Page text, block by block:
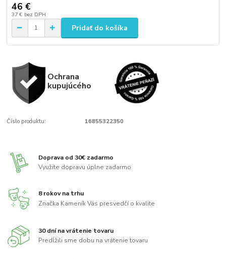
46 €
37 € bez DPH
Pridať do košíka
Ochrana
kupujúcého
Číslo produktu: 16855322350
Doprava od 30€ zadarmo
Využite dopravu úplne zadarmo
8 rokov na trhu
Značka Kameník Vás presvedčí o kvalite
30 dní na vrátenie tovaru
Predĺžili sme dobu na vrátenie tovaru